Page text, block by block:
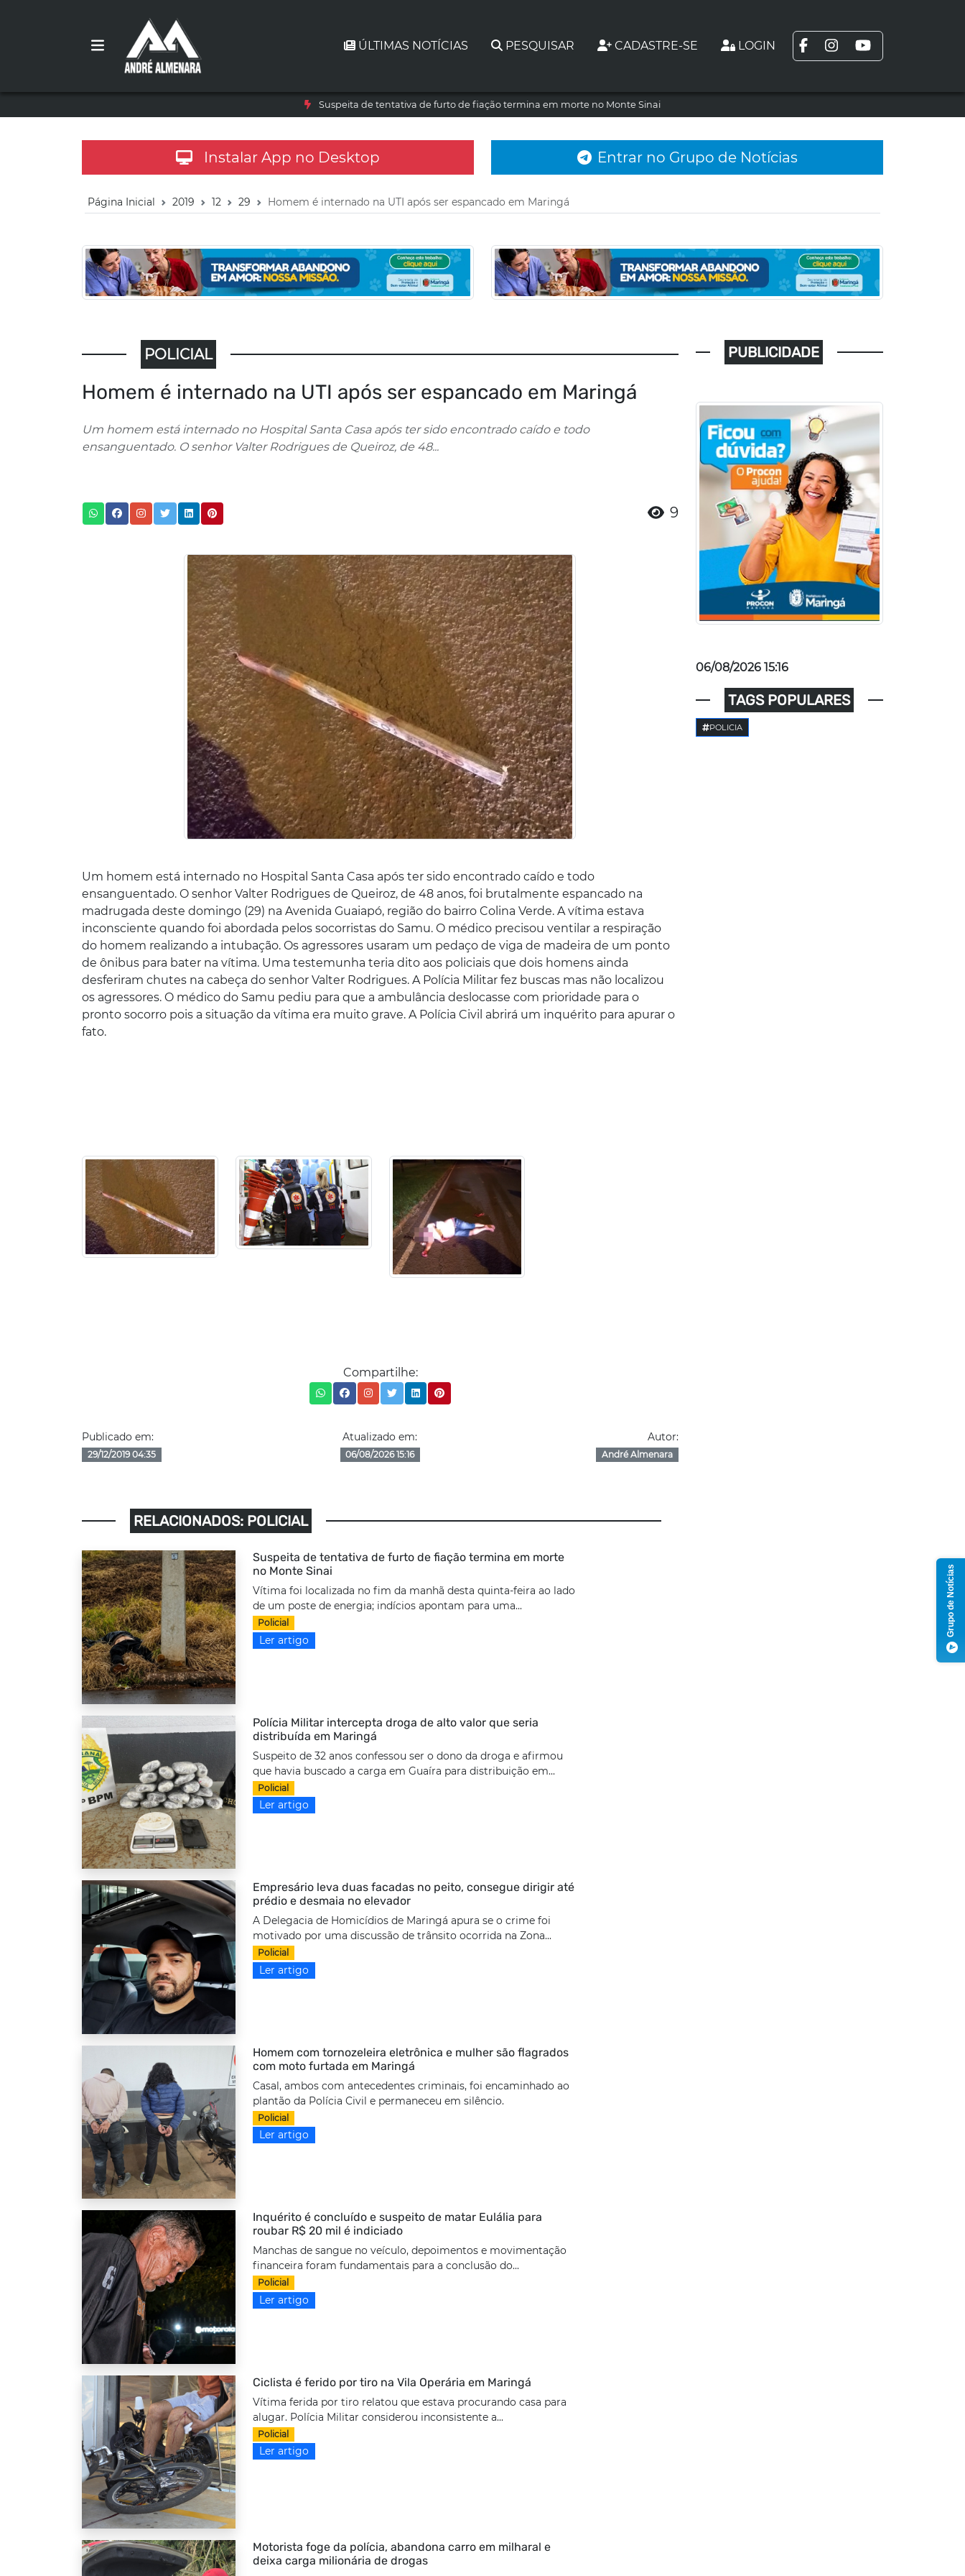
ÚLTIMAS NOTÍCIAS PESQUISAR CADASTRE-SE LOGIN
Suspeita de tentativa de furto de fiação termina em morte no Monte Sinai
Instalar App no Desktop Entrar no Grupo de Notícias
Página Inicial 2019 12 29 Homem é internado na UTI após ser espancado em Maringá
POLICIAL
Homem é internado na UTI após ser espancado em Maringá
Um homem está internado no Hospital Santa Casa após ter sido encontrado caído e todo
ensanguentado. O senhor Valter Rodrigues de Queiroz, de 48...
9
Um homem está internado no Hospital Santa Casa após ter sido encontrado caído e todo
ensanguentado. O senhor Valter Rodrigues de Queiroz, de 48 anos, foi brutalmente espancado na
madrugada deste domingo (29) na Avenida Guaiapó, região do bairro Colina Verde. A vítima estava
inconsciente quando foi abordada pelos socorristas do Samu. O médico precisou ventilar a respiração
do homem realizando a intubação. Os agressores usaram um pedaço de viga de madeira de um ponto
de ônibus para bater na vítima. Uma testemunha teria dito aos policiais que dois homens ainda
desferiram chutes na cabeça do senhor Valter Rodrigues. A Polícia Militar fez buscas mas não localizou
os agressores. O médico do Samu pediu para que a ambulância deslocasse com prioridade para o
pronto socorro pois a situação da vítima era muito grave. A Polícia Civil abrirá um inquérito para apurar o
fato.
Compartilhe:
Publicado em:
29/12/2019 04:35
Atualizado em:
06/08/2026 15:16
Autor:
André Almenara
RELACIONADOS: POLICIAL
Suspeita de tentativa de furto de fiação termina em morte
no Monte Sinai
Vítima foi localizada no fim da manhã desta quinta-feira ao lado
de um poste de energia; indícios apontam para uma...
Policial
Ler artigo
Polícia Militar intercepta droga de alto valor que seria
distribuída em Maringá
Suspeito de 32 anos confessou ser o dono da droga e afirmou
que havia buscado a carga em Guaíra para distribuição em...
Policial
Ler artigo
Empresário leva duas facadas no peito, consegue dirigir até
prédio e desmaia no elevador
A Delegacia de Homicídios de Maringá apura se o crime foi
motivado por uma discussão de trânsito ocorrida na Zona...
Policial
Ler artigo
Homem com tornozeleira eletrônica e mulher são flagrados
com moto furtada em Maringá
Casal, ambos com antecedentes criminais, foi encaminhado ao
plantão da Polícia Civil e permaneceu em silêncio.
Policial
Ler artigo
Inquérito é concluído e suspeito de matar Eulália para
roubar R$ 20 mil é indiciado
Manchas de sangue no veículo, depoimentos e movimentação
financeira foram fundamentais para a conclusão do...
Policial
Ler artigo
Ciclista é ferido por tiro na Vila Operária em Maringá
Vítima ferida por tiro relatou que estava procurando casa para
alugar. Polícia Militar considerou inconsistente a...
Policial
Ler artigo
Motorista foge da polícia, abandona carro em milharal e
deixa carga milionária de drogas
PUBLICIDADE
06/08/2026 15:16
TAGS POPULARES
POLICIA
Grupo de Notícias